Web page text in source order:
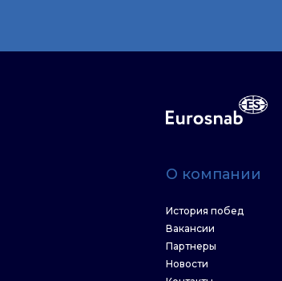
О компании
История побед
Вакансии
Партнеры
Новости